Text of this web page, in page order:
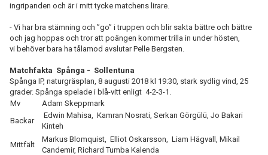
ingripanden och är i mitt tycke matchens lirare.
- Vi har bra stämning och ”go” i truppen och blir sakta bättre och bättre
och jag hoppas och tror att poängen kommer trilla in under hösten,
vi behöver bara ha tålamod avslutar Pelle Bergsten.
Matchfakta Spånga - Sollentuna
Spånga IP, naturgräsplan, 8 augusti 2018 kl 19:30, stark sydlig vind, 25
grader. Spånga spelade i blå-vitt enligt 4-2-3-1.
Mv
Adam Skeppmark
Backar
Edwin Mahisa, Kamran Nosrati, Serkan Görgülü, Jo Bakari
Kinteh
Mittfält
Markus Blomquist, Elliot Oskarsson, Liam Hägvall, Mikail
Candemir, Richard Tumba Kalenda